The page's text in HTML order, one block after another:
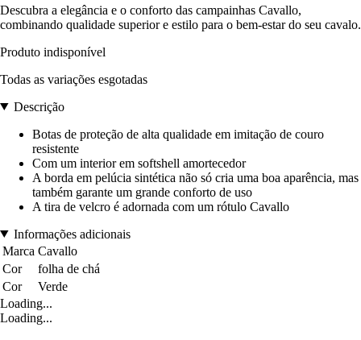
Descubra a elegância e o conforto das campainhas Cavallo,
combinando qualidade superior e estilo para o bem-estar do seu cavalo.
Produto indisponível
Todas as variações esgotadas
Descrição
Botas de proteção de alta qualidade em imitação de couro
resistente
Com um interior em softshell amortecedor
A borda em pelúcia sintética não só cria uma boa aparência, mas
também garante um grande conforto de uso
A tira de velcro é adornada com um rótulo Cavallo
Informações adicionais
Marca Cavallo
Cor
folha de chá
Cor
Verde
Loading...
Loading...